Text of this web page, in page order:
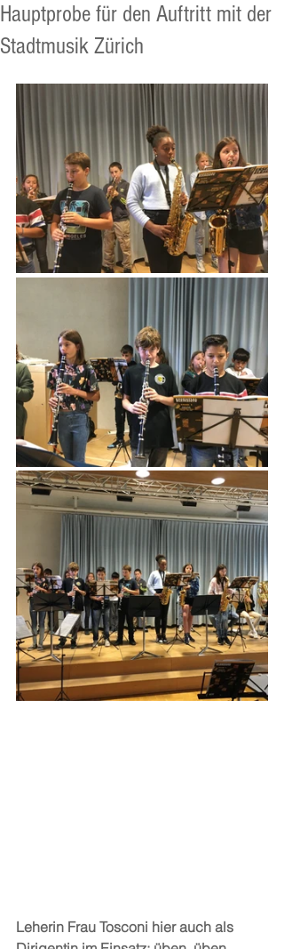
Hauptprobe für den Auftritt mit der
Stadtmusik Zürich
Leherin Frau Tosconi hier auch als